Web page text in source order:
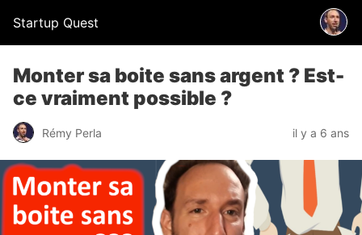
Startup Quest
Monter sa boite sans argent ? Est-
ce vraiment possible ?
Rémy Perla il y a 6 ans